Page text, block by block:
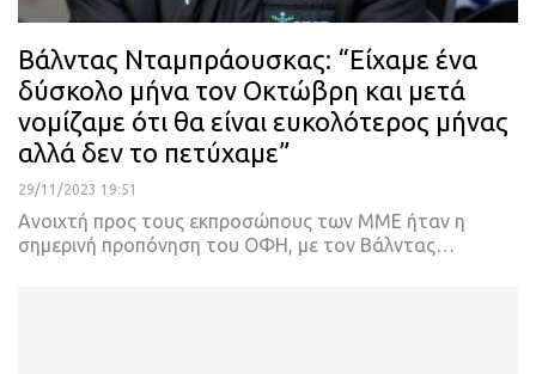
Βάλντας Νταμπράουσκας: “Είχαμε ένα
δύσκολο μήνα τον Οκτώβρη και μετά
νομίζαμε ότι θα είναι ευκολότερος μήνας
αλλά δεν το πετύχαμε”
29/11/2023 19:51
Ανοιχτή προς τους εκπροσώπους των ΜΜΕ ήταν η
σημερινή προπόνηση του ΟΦΗ, με τον Βάλντας…